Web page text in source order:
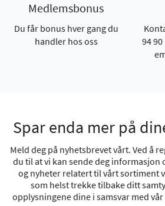
Medlemsbonus
Du får bonus hver gang du
handler hos oss
94
Spar enda mer på
Meld deg på nyhetsbrevet vårt. Ved å
du til at vi kan sende deg
og nyheter relatert til vårt sortiment
som helst trekke tilbake ditt
opplysningene dine i samsvar med vår